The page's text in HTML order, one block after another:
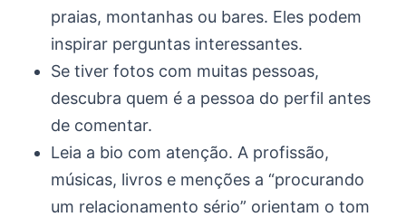
praias, montanhas ou bares. Eles podem
inspirar perguntas interessantes.
Se tiver fotos com muitas pessoas,
descubra quem é a pessoa do perfil antes
de comentar.
Leia a bio com atenção. A profissão,
músicas, livros e menções a “procurando
um relacionamento sério” orientam o tom